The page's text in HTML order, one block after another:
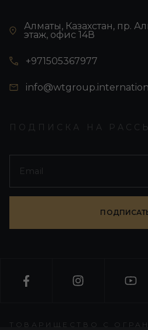
Алматы, Казахстан, пр.
этаж, офис 14В
+971505367977
ПОДПИСКА НА
ТОВАРИЩЕСТВО С